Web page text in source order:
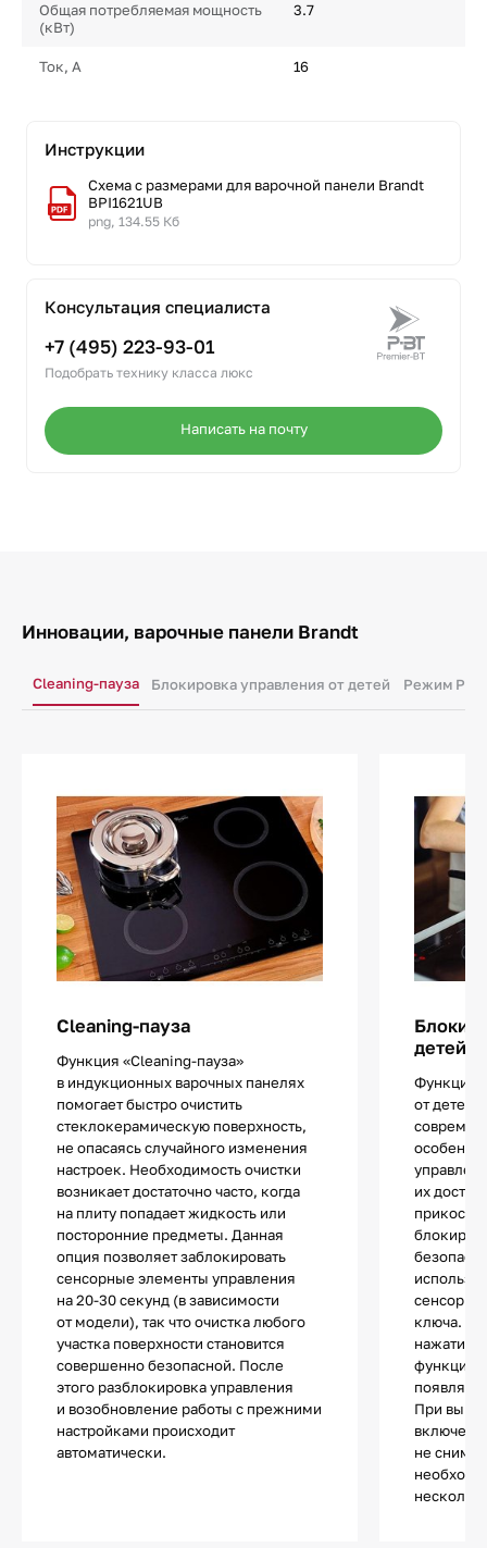
Общая потребляемая мощность
(кВт)
3.7
Ток, А 16
Инструкции
Схема с размерами для варочной панели Brandt
BPI1621UB
png, 134.55 Кб
Консультация специалиста
+7 (495) 223-93-01
Подобрать технику класса люкс
Написать на почту
Инновации, варочные панели Brandt
Cleaning-пауза Блокировка управления от детей Режим
Cleaning-пауза
Функция «Cleaning-пауза»
в индукционных варочных панелях
помогает быстро очистить
стеклокерамическую поверхность,
не опасаясь случайного изменения
настроек. Необходимость очистки
возникает достаточно часто, когда
на плиту попадает жидкость или
посторонние предметы. Данная
опция позволяет заблокировать
сенсорные элементы управления
на 20-30 секунд (в зависимости
от модели), так что очистка любого
участка поверхности становится
совершенно безопасной. После
этого разблокировка управления
и возобновление работы с прежними
настройками происходит
автоматически.
детей
Функцией
от детей
их
сенсор с
ключа.
нажатии
функции
При
не